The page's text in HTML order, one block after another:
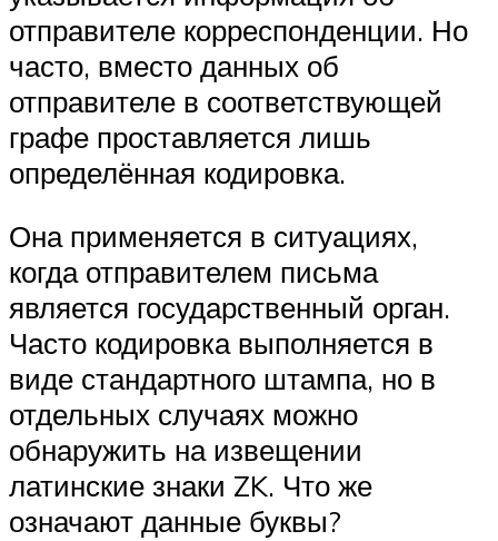
отправителе корреспонденции. Но
часто, вместо данных об
отправителе в соответствующей
графе проставляется лишь
определённая кодировка.
Она применяется в ситуациях,
когда отправителем письма
является государственный орган.
Часто кодировка выполняется в
виде стандартного штампа, но в
отдельных случаях можно
обнаружить на извещении
латинские знаки ZK. Что же
означают данные буквы?